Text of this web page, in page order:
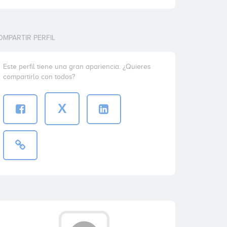
PERFIL
Este perfil tiene una gran apariencia. ¿Quieres
compartirlo con todos?
X